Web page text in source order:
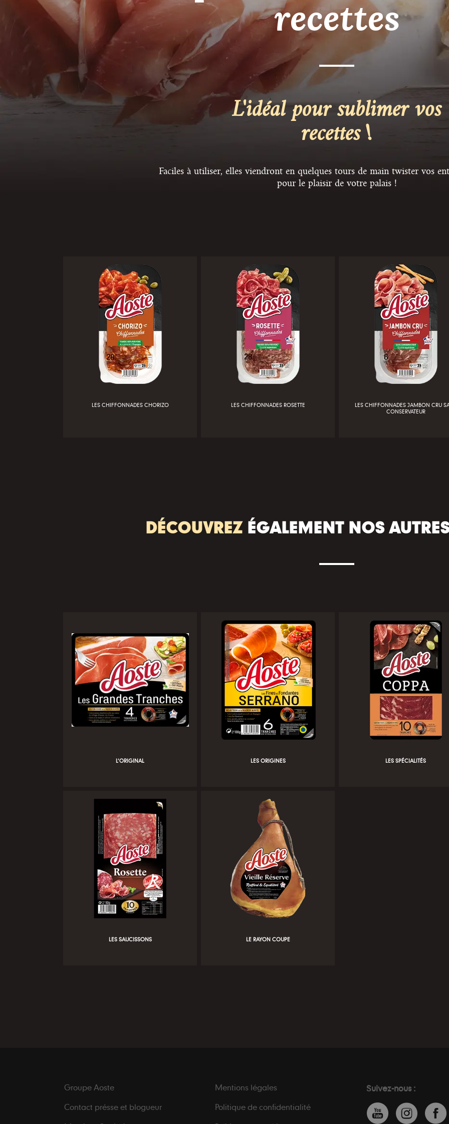
recettes
L'idéal pour sublimer vos
recettes !
Faciles à utiliser, elles viendront en quelques tours de main twister vos
pour le plaisir de votre palais !
LES CHIFFONNADES CHORIZO LES CHIFFONNADES ROSETTE
LES CHIFFONNADES JAMBON CRU
CONSERVATEUR
DÉCOUVREZÉGALEMENT NOS
L’ORIGINAL LES ORIGINES LES SPÉCIALITÉS
LES SAUCISSONS LE RAYON COUPE
Suivez-nous :
Groupe Aoste
Contact présse et blogueur
Mentions légales
Politique de confidentialité